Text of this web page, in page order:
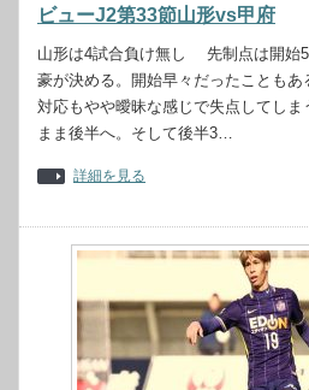
ビューJ2第33節山形vs甲府
山形は4試合負け無し 先制点は開始
豪が決める。開始早々だったことも
対応もやや曖昧な感じで失点してし
まま後半へ。そして後半3…
詳細を見る